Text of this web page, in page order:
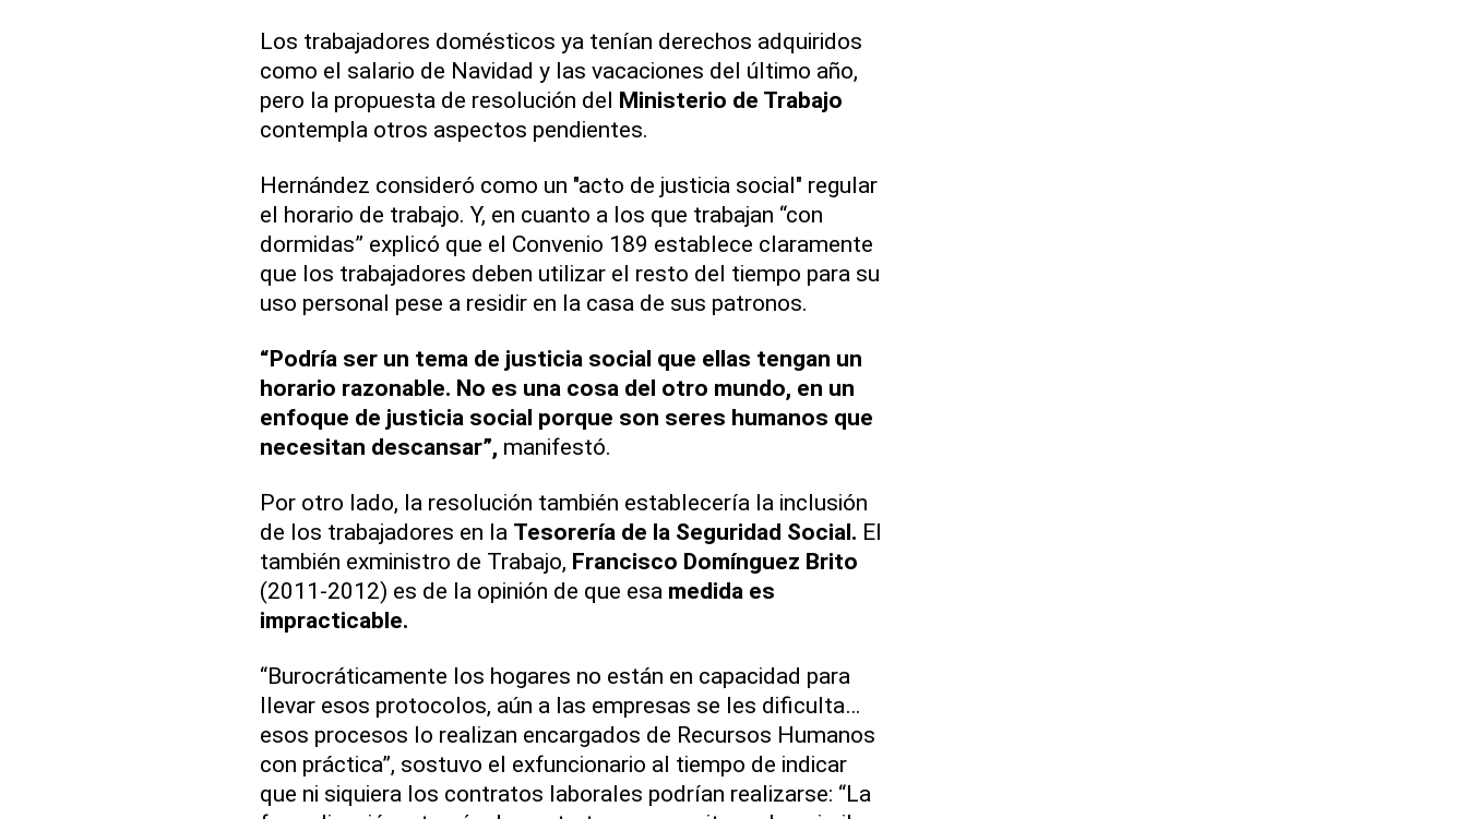
Los trabajadores domésticos ya tenían derechos adquiridos
como el salario de Navidad y las vacaciones del último año,
pero la propuesta de resolución del Ministerio de Trabajo
contempla otros aspectos pendientes.
Hernández consideró como un "acto de justicia social" regular
el horario de trabajo. Y, en cuanto a los que trabajan “con
dormidas” explicó que el Convenio 189 establece claramente
que los trabajadores deben utilizar el resto del tiempo para su
uso personal pese a residir en la casa de sus patronos.
“Podría ser un tema de justicia social que ellas tengan un
horario razonable. No es una cosa del otro mundo, en un
enfoque de justicia social porque son seres humanos que
necesitan descansar”, manifestó.
Por otro lado, la resolución también establecería la inclusión
de los trabajadores en la Tesorería de la Seguridad Social. El
también exministro de Trabajo, Francisco Domínguez Brito
(2011-2012) es de la opinión de que esa medida es
impracticable.
“Burocráticamente los hogares no están en capacidad para
llevar esos protocolos, aún a las empresas se les dificulta…
esos procesos lo realizan encargados de Recursos Humanos
con práctica”, sostuvo el exfuncionario al tiempo de indicar
que ni siquiera los contratos laborales podrían realizarse: “La